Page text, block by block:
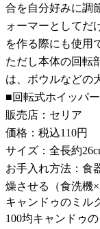
合を自分好みに調
ォーマーとしてだ
を作る際にも使用
ただし本体の回転
は、ボウルなどの
■回転式ホイッパー
販売店：セリア
価格：税込110円
サイズ：全長約
お手入れ方法：食
燥させる（食洗機×
キャンドゥのミル
100均キャンドゥ